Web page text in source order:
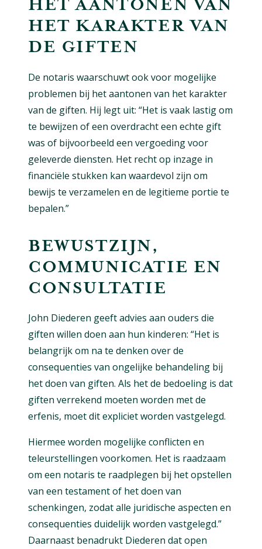
HET AANTONEN VAN
HET KARAKTER VAN
DE GIFTEN
De notaris waarschuwt ook voor mogelijke
problemen bij het aantonen van het karakter
van de giften. Hij legt uit: “Het is vaak lastig om
te bewijzen of een overdracht een echte gift
was of bijvoorbeeld een vergoeding voor
geleverde diensten. Het recht op inzage in
financiële stukken kan waardevol zijn om
bewijs te verzamelen en de legitieme portie te
bepalen.”
BEWUSTZIJN,
COMMUNICATIE EN
CONSULTATIE
John Diederen geeft advies aan ouders die
giften willen doen aan hun kinderen: “Het is
belangrijk om na te denken over de
consequenties van ongelijke behandeling bij
het doen van giften. Als het de bedoeling is dat
giften verrekend moeten worden met de
erfenis, moet dit expliciet worden vastgelegd.
Hiermee worden mogelijke conflicten en
teleurstellingen voorkomen. Het is raadzaam
om een notaris te raadplegen bij het opstellen
van een testament of het doen van
schenkingen, zodat alle juridische aspecten en
consequenties duidelijk worden vastgelegd.”
Daarnaast benadrukt Diederen dat open